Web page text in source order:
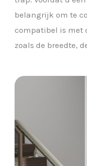
belangrijk om te
compatibel is met
zoals de breedte,